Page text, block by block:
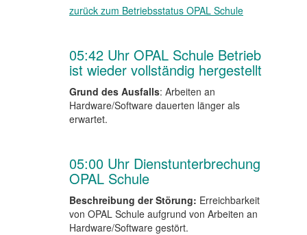
zurück zum Betriebsstatus OPAL Schule
05:42 Uhr OPAL Schule Betrieb
ist wieder vollständig hergestellt
Grund des Ausfalls: Arbeiten an
Hardware/Software dauerten länger als
erwartet.
05:00 Uhr Dienstunterbrechung
OPAL Schule
Beschreibung der Störung: Erreichbarkeit
von OPAL Schule aufgrund von Arbeiten an
Hardware/Software gestört.